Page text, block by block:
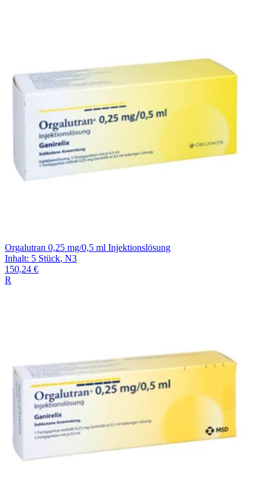
Orgalutran 0,25 mg/0,5 ml Injektionslösung
Inhalt: 5 Stück, N3
150,24 €
R